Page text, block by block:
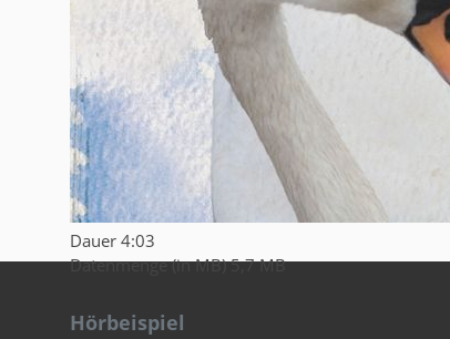
Dauer 4:03
Datenmenge (in MB)5,7 MB
Hörbeispiel